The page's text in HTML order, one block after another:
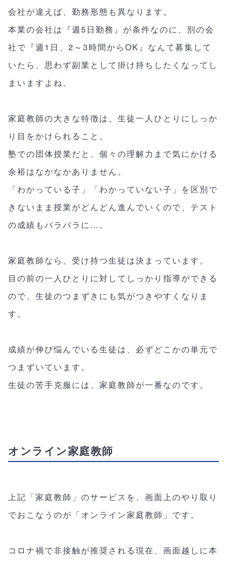
会社が違えば、勤務形態も異なります。
本業の会社は『週5日勤務』が条件なのに、別の会
社で『週1日、2～3時間からOK』なんて募集して
いたら、思わず副業として掛け持ちしたくなってし
まいますよね。
家庭教師の大きな特徴は、生徒一人ひとりにしっか
り目をかけられること。
塾での団体授業だと、個々の理解力まで気にかける
余裕はなかなかありません。
「わかっている子」「わかっていない子」を区別で
きないまま授業がどんどん進んでいくので、テスト
の成績もバラバラに…。
家庭教師なら、受け持つ生徒は決まっています。
目の前の一人ひとりに対してしっかり指導ができる
ので、生徒のつまずきにも気がつきやすくなりま
す。
成績が伸び悩んでいる生徒は、必ずどこかの単元で
つまずいています。
生徒の苦手克服には、家庭教師が一番なのです。
オンライン家庭教師
上記「家庭教師」のサービスを、画面上のやり取り
でおこなうのが「オンライン家庭教師」です。
コロナ禍で非接触が推奨される現在、画面越しに本